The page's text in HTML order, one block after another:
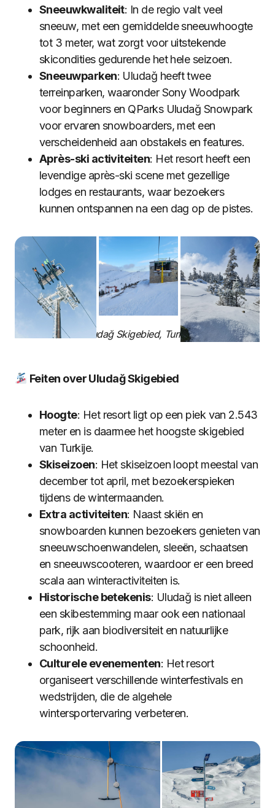
Sneeuwkwaliteit: In de regio valt veel
sneeuw, met een gemiddelde sneeuwhoogte
tot 3 meter, wat zorgt voor uitstekende
skicondities gedurende het hele seizoen.
Sneeuwparken: Uludağ heeft twee
terreinparken, waaronder Sony Woodpark
voor beginners en QParks Uludağ Snowpark
voor ervaren snowboarders, met een
verscheidenheid aan obstakels en features.
Après-ski activiteiten: Het resort heeft een
levendige après-ski scene met gezellige
lodges en restaurants, waar bezoekers
kunnen ontspannen na een dag op de pistes.
Uludağ Skigebied, Turkije
Feiten over Uludağ Skigebied
Hoogte: Het resort ligt op een piek van 2.543
meter en is daarmee het hoogste skigebied
van Turkije.
Skiseizoen: Het skiseizoen loopt meestal van
december tot april, met bezoekerspieken
tijdens de wintermaanden.
Extra activiteiten: Naast skiën en
snowboarden kunnen bezoekers genieten van
sneeuwschoenwandelen, sleeën, schaatsen
en sneeuwscooteren, waardoor er een breed
scala aan winteractiviteiten is.
Historische betekenis: Uludağ is niet alleen
een skibestemming maar ook een nationaal
park, rijk aan biodiversiteit en natuurlijke
schoonheid.
Culturele evenementen: Het resort
organiseert verschillende winterfestivals en
wedstrijden, die de algehele
wintersportervaring verbeteren.